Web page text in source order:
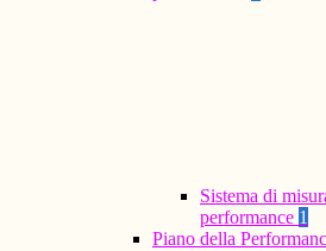
Sistema di
performance 1
Piano della